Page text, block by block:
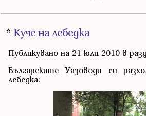
* Куче на лебедка
Публикувано на 21 юли 2010 в
Българските Уазоводи си
лебедка: